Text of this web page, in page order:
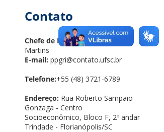
Contato
Chefe de Expediente:Ronnis
Martins
E-mail: ppgri@contato.ufsc.br
Telefone:+55 (48) 3721-6789
Endereço: Rua Roberto Sampaio
Gonzaga - Centro
Socioeconômico, Bloco F, 2º andar
Trindade - Florianópolis/SC